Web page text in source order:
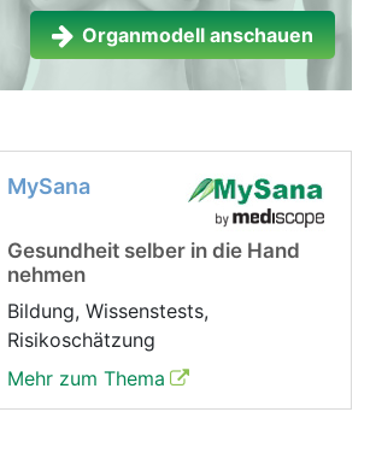
Organmodell anschauen
MySana
Gesundheit selber in die Hand
nehmen
Bildung, Wissenstests,
Risikoschätzung
Mehr zum Thema